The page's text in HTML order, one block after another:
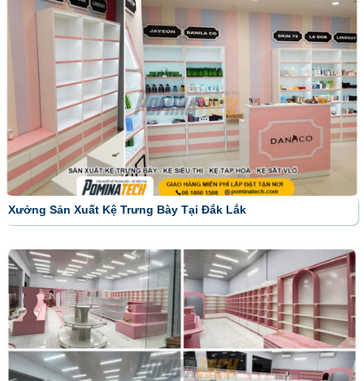
Xưởng Sản Xuất Kệ Trưng Bày Tại Đắk Lắk